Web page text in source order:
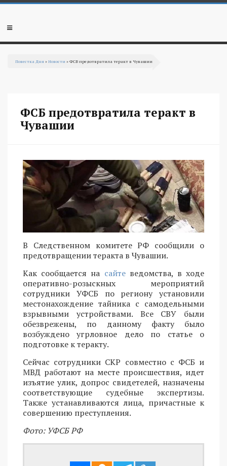
Перейти к основному содержанию
Мобильное
Повестка Дня »Новости » ФСБ предотвратила теракт в Чувашии
ФСБ предотвратила теракт в
Чувашии
В Следственном комитете РФ сообщили о
предотвращении теракта в Чувашии.
Как сообщается на сайтеведомства, в ходе
оперативно-розыскных мероприятий
сотрудники УФСБ по региону установили
местонахождение тайника с самодельными
взрывными устройствами. Все СВУ были
обезврежены, по данному факту было
возбуждено угрловное дело по статье o
подготовке к теракту.
Сейчас сотрудники СКР совместно с ФСБ и
МВД работают на месте происшествия, идет
изъятие улик, допрос свидетелей, назначены
соответствующие судебные экспертизы.
Также устанавливаются лица, причастные к
совершению преступления.
Фото: УФСБ РФ